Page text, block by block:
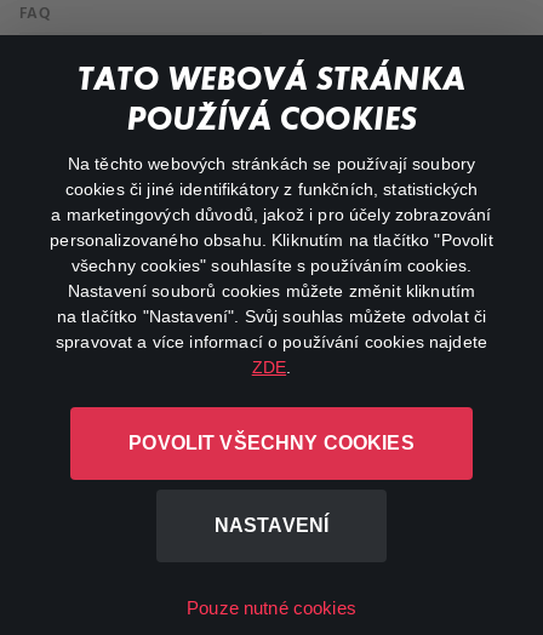
TATO WEBOVÁ STRÁNKA
POUŽÍVÁ COOKIES
Na těchto webových stránkách se používají soubory
cookies či jiné identifikátory z funkčních, statistických
a marketingových důvodů, jakož i pro účely zobrazování
personalizovaného obsahu. Kliknutím na tlačítko "Povolit
všechny cookies" souhlasíte s používáním cookies.
Nastavení souborů cookies můžete změnit kliknutím
na tlačítko "Nastavení". Svůj souhlas můžete odvolat či
spravovat a více informací o používání cookies najdete
ZDE
POVOLIT VŠECHNY COOKIES
NASTAVENÍ
Pouze nutné cookies
FAQ
My profile
facebookinstagram
youtube
L-1246 Luxembourg R.C.S.